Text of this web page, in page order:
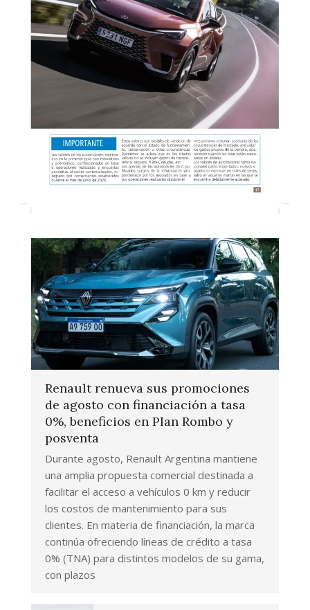
Renault renueva sus promociones
de agosto con financiación a tasa
0%, beneficios en Plan Rombo y
posventa
Durante agosto, Renault Argentina mantiene
una amplia propuesta comercial destinada a
facilitar el acceso a vehículos 0 km y reducir
los costos de mantenimiento para sus
clientes. En materia de financiación, la marca
continúa ofreciendo líneas de crédito a tasa
0% (TNA) para distintos modelos de su gama,
con plazos